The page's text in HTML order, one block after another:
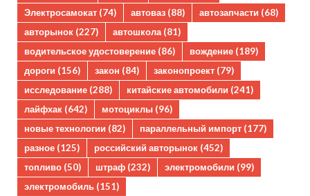
Электросамокат (74) автоваз (88) автозапчасти (68)
авторынок (227) автошкола(81)
водительское удостоверение (86) вождение (189)
дороги (156) закон (84) законопроект (79)
исследование (288) китайские автомобили (241)
лайфхак (642) мотоциклы (96)
новые технологии (82) параллельный импорт (177)
разное (125) российский авторынок (452)
топливо (50) штраф (232) электромобили (99)
электромобиль (151)